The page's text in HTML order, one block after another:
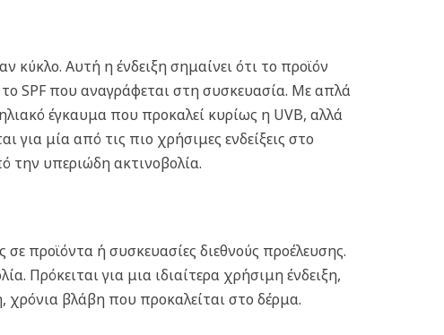
Αυτή η ένδειξη σημαίνει ότι το προϊόν
SPF που αναγράφεται στη συσκευασία. Με απλά
έγκαυμα που προκαλεί κυρίως η UVB, αλλά
για μία από τις πιο χρήσιμες ενδείξεις στο
την υπεριώδη ακτινοβολία.
προϊόντα ή συσκευασίες διεθνούς προέλευσης.
Πρόκειται για μια ιδιαίτερα χρήσιμη ένδειξη,
χρόνια βλάβη που προκαλείται στο δέρμα.